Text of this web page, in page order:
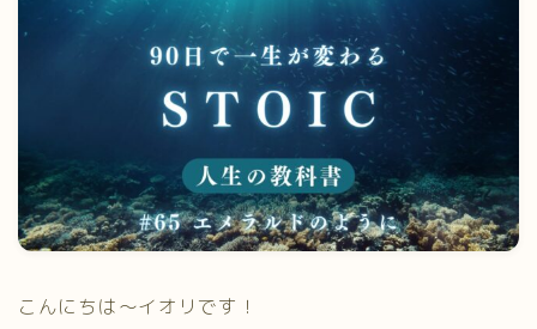
お問い合わせ
プライバシーポリシー
こんにちは～イオリです！